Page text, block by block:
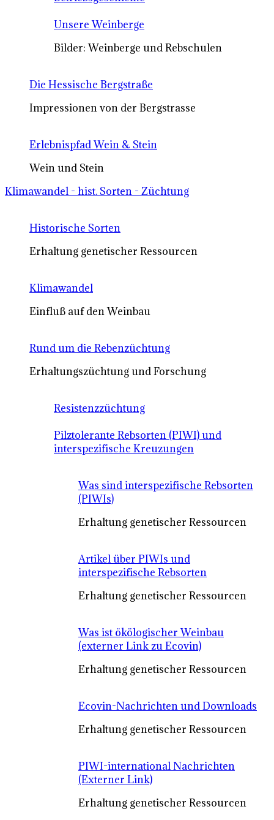
Unsere Weinberge
Bilder: Weinberge und Rebschulen
Die Hessische Bergstraße
Impressionen von der Bergstrasse
Erlebnispfad Wein & Stein
Wein und Stein
Klimawandel - hist. Sorten - Züchtung
Historische Sorten
Erhaltung genetischer Ressourcen
Klimawandel
Einfluß auf den Weinbau
Rund um die Rebenzüchtung
Erhaltungszüchtung und Forschung
Resistenzzüchtung
Pilztolerante Rebsorten (PIWI) und
interspezifische Kreuzungen
Was sind interspezifische Rebsorten
(PIWIs)
Erhaltung genetischer Ressourcen
Artikel über PIWIs und
interspezifische Rebsorten
Erhaltung genetischer Ressourcen
Was ist ökölogischer Weinbau
(externer Link zu Ecovin)
Erhaltung genetischer Ressourcen
Ecovin-Nachrichten und Downloads
Erhaltung genetischer Ressourcen
PIWI-international Nachrichten
(Externer Link)
Erhaltung genetischer Ressourcen